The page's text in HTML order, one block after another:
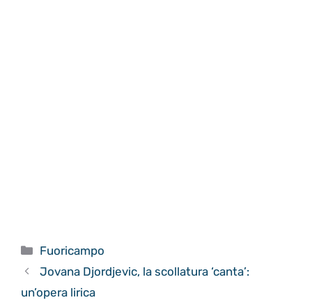
Categorie
Fuoricampo
Jovana Djordjevic, la scollatura ‘canta’:
un’opera lirica